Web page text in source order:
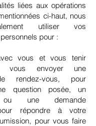
liées aux opérations
ci-haut, nous
utiliser vos
pour :
vous et vous tenir
vous envoyer une
rendez-vous, pour
question posée, un
ou une demande
répondre à votre
pour vous faire